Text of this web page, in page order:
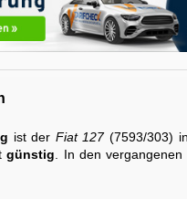
ist der Fiat 127(7593/303)
günstig . In den